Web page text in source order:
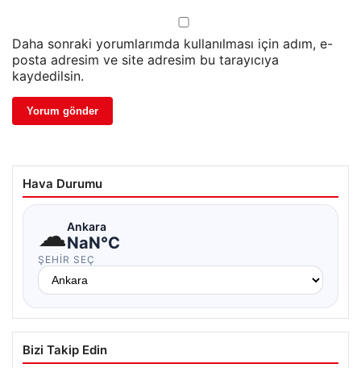
Daha sonraki yorumlarımda kullanılması için adım, e-
posta adresim ve site adresim bu tarayıcıya
kaydedilsin.
Hava Durumu
☁Ankara
NaN°C
ŞEHIR SEÇ
Bizi Takip Edin